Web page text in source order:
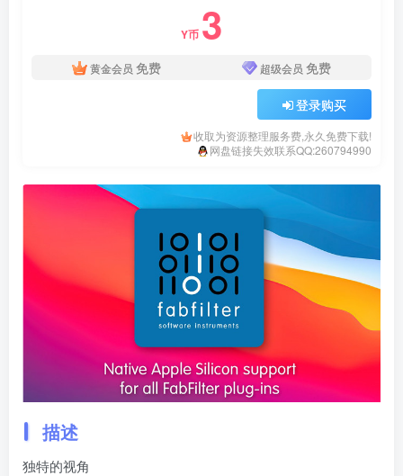
Y币 3
黄金会员 免费 超级会员 免费
登录购买
收取为资源整理服务费,永久免费下载!
网盘链接失效联系QQ:260794990
描述
独特的视角